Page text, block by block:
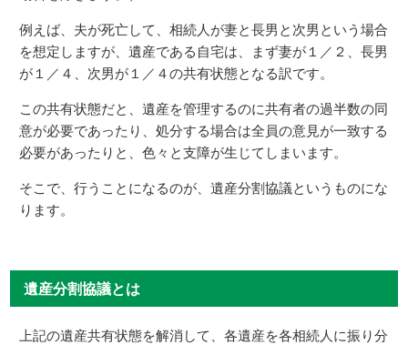
例えば、夫が死亡して、相続人が妻と長男と次男という場合
を想定しますが、遺産である自宅は、まず妻が１／２、長男
が１／４、次男が１／４の共有状態となる訳です。
この共有状態だと、遺産を管理するのに共有者の過半数の同
意が必要であったり、処分する場合は全員の意見が一致する
必要があったりと、色々と支障が生じてしまいます。
そこで、行うことになるのが、遺産分割協議というものにな
ります。
遺産分割協議とは
上記の遺産共有状態を解消して、各遺産を各相続人に振り分